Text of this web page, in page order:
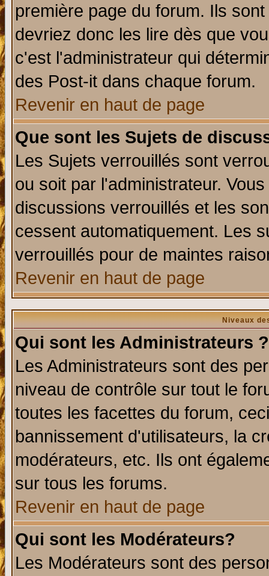
première page du forum. Ils
devriez donc les lire dès que
c'est l'administrateur qui
des Post-it dans chaque forum.
Revenir en haut de page
Que sont les Sujets de
Les Sujets verrouillés sont
ou soit par l'administrateur.
discussions verrouillés et les
cessent automatiquement. Les
verrouillés pour de maintes
Revenir en haut de page
Niveaux
Qui sont les Administrateurs ?
Les Administrateurs sont des
niveau de contrôle sur tout le
toutes les facettes du forum,
bannissement d'utilisateurs, la
modérateurs, etc. Ils ont
sur tous les forums.
Revenir en haut de page
Qui sont les Modérateurs?
Les Modérateurs sont des